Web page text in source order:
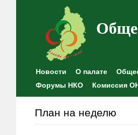
Новости О палате
Форумы НКО
Комиссия
План на неделю